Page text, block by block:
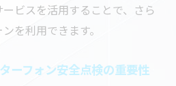
ビスを活用することで、さら
を利用できます。
ーフォン安全点検の重要性